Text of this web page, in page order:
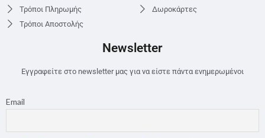
Τρόποι Πληρωμής
Τρόποι Αποστολής
Δωροκάρτες
Newsletter
Εγγραφείτε στο newsletter μας για να είστε πάντα ενημερωμένοι
Email